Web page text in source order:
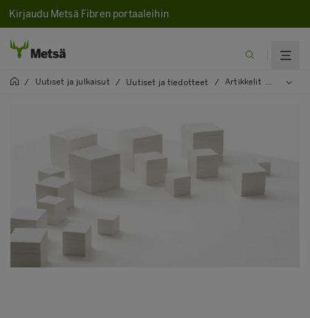
Kirjaudu Metsä Fibren portaaleihin
/ Uutiset ja julkaisut / Uutiset ja tiedotteet / Artikkelit / 2024